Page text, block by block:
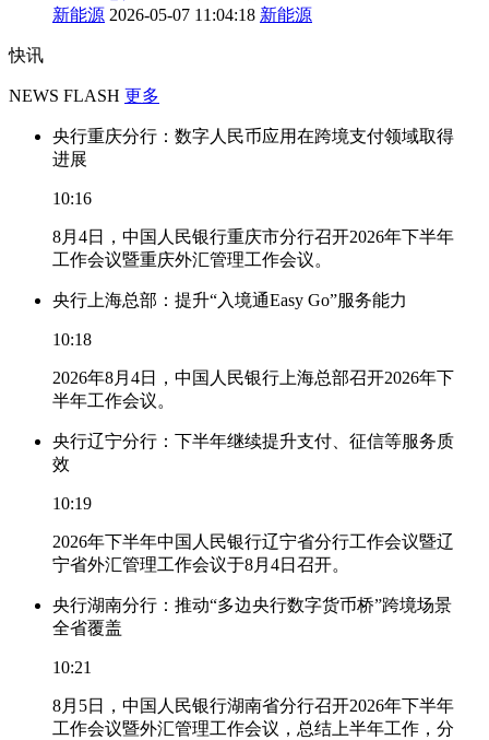
新能源 2026-05-07 11:04:18 新能源
快讯
NEWS FLASH 更多
央行重庆分行：数字人民币应用在跨境支付领域取得
进展
10:16
8月4日，中国人民银行重庆市分行召开2026年下半年
工作会议暨重庆外汇管理工作会议。
央行上海总部：提升“入境通Easy Go”服务能力
10:18
2026年8月4日，中国人民银行上海总部召开2026年下
半年工作会议。
央行辽宁分行：下半年继续提升支付、征信等服务质
效
10:19
2026年下半年中国人民银行辽宁省分行工作会议暨辽
宁省外汇管理工作会议于8月4日召开。
央行湖南分行：推动“多边央行数字货币桥”跨境场景
全省覆盖
10:21
8月5日，中国人民银行湖南省分行召开2026年下半年
工作会议暨外汇管理工作会议，总结上半年工作，分